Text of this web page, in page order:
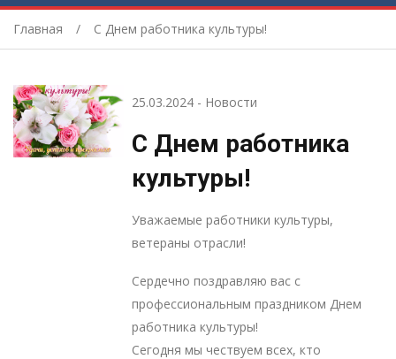
Главная С Днем работника культуры!
25.03.2024- Новости
С Днем работника
культуры!
Уважаемые работники культуры,
ветераны отрасли!
Сердечно поздравляю вас с
профессиональным праздником Днем
работника культуры!
Сегодня мы чествуем всех, кто